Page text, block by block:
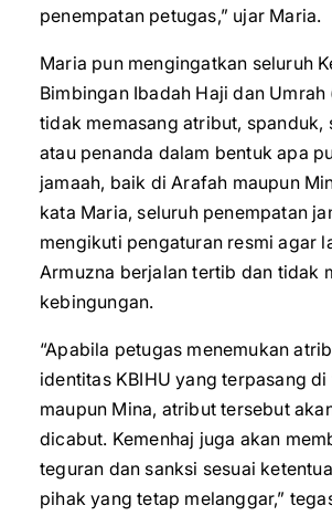
penempatan petugas,” ujar Maria.
Maria pun mengingatkan seluruh
Bimbingan Ibadah Haji dan Umrah
tidak memasang atribut, spanduk,
atau penanda dalam bentuk apa
jamaah, baik di Arafah maupun
kata Maria, seluruh penempatan
mengikuti pengaturan resmi agar
Armuzna berjalan tertib dan tidak
kebingungan.
“Apabila petugas menemukan
identitas KBIHU yang terpasang
maupun Mina, atribut tersebut
dicabut. Kemenhaj juga akan
teguran dan sanksi sesuai
pihak yang tetap melanggar,”